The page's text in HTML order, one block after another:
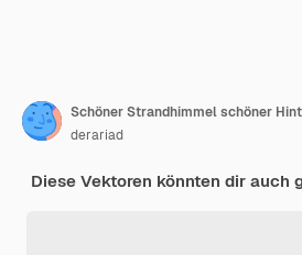
Schöner Strandhimmel schöner
derariad
Diese Vektoren könnten dir auch